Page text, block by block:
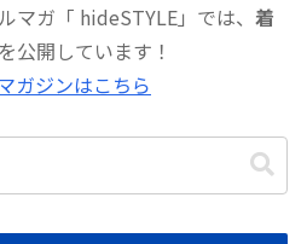
マガ「 hideSTYLE」では、 着
公開しています！
ガジンはこちら